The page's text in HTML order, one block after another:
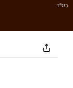
בס''ד